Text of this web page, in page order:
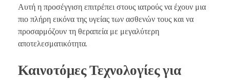
Αυτή η προσέγγιση επιτρέπει στους ιατρούς να έχουν μια
πιο πλήρη εικόνα της υγείας των ασθενών τους και να
προσαρμόζουν τη θεραπεία με μεγαλύτερη
αποτελεσματικότητα.
Καινοτόμες Τεχνολογίες για